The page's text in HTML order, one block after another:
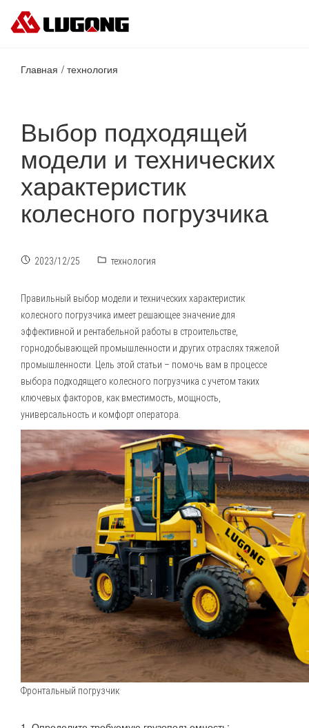
Главная технология
Выбор подходящей
модели и технических
характеристик
колесного погрузчика
2023/12/25 технология
Правильный выбор модели и технических характеристик
колесного погрузчика имеет решающее значение для
эффективной и рентабельной работы в строительстве,
горнодобывающей промышленности и других отраслях тяжелой
промышленности. Цель этой статьи – помочь вам в процессе
выбора подходящего колесного погрузчика с учетом таких
ключевых факторов, как вместимость, мощность,
универсальность и комфорт оператора.
Фронтальный погрузчик